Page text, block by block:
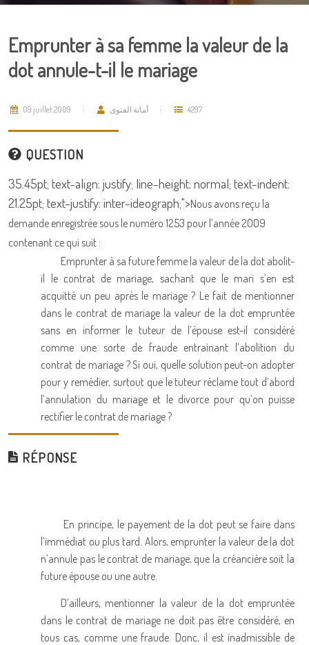
Emprunter à sa femme la valeur de la
dot annule-t-il le mariage
09 juillet 2009 أمانة الفتوى 4297
QUESTION
35.45pt; text-align: justify; line-height: normal; text-indent:
21.25pt; text-justify: inter-ideograph;">Nous avons reçu la
demande enregistrée sous le numéro 1253 pour l’année 2009
contenant ce qui suit :
Emprunter à sa future femme la valeur de la dot abolit-
il le contrat de mariage, sachant que le mari s’en est
acquitté un peu après le mariage ? Le fait de mentionner
dans le contrat de mariage la valeur de la dot empruntée
sans en informer le tuteur de l’épouse est-il considéré
comme une sorte de fraude entrainant l’abolition du
contrat de mariage ? Si oui, quelle solution peut-on adopter
pour y remédier, surtout que le tuteur réclame tout d’abord
l’annulation du mariage et le divorce pour qu’on puisse
rectifier le contrat de mariage ?
RÉPONSE
En principe, le payement de la dot peut se faire dans
l’immédiat ou plus tard. Alors, emprunter la valeur de la dot
n’annule pas le contrat de mariage, que la créancière soit la
future épouse ou une autre.
D’ailleurs, mentionner la valeur de la dot empruntée
dans le contrat de mariage ne doit pas être considéré, en
tous cas, comme une fraude. Donc, il est inadmissible de